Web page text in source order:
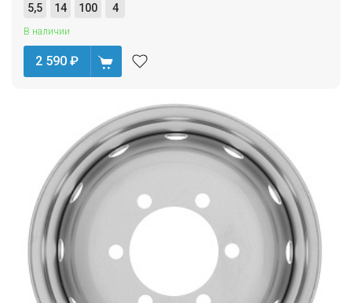
5,5 14 100 4
В наличии
2 590 ₽